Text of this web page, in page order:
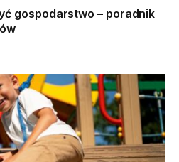
gospodarstwo – poradnik